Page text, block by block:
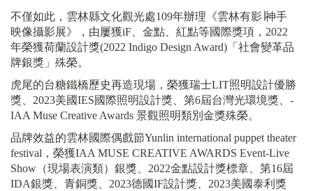
不僅如此，雲林縣文化觀光處109年辦理《雲林有影∣神手
映像攝影展》，由屢獲iF、金點、紅點等國際獎項，2022
年榮獲荷蘭設計獎(2022 Indigo Design Award)「社會變革品
牌銀獎」殊榮。
虎尾的台糖鐵橋歷史再造現場，榮獲瑞士LIT照明設計優勝
獎、2023美國IES國際照明設計獎、第6屆台灣光環境獎、-
IAA Muse Creative Awards 景觀照明類別金獎殊榮。
品牌效益的雲林國際偶戲節Yunlin international puppet theater
festival，榮獲IAA MUSE CREATIVE AWARDS Event-Live
Show（現場表演類）銀獎、2022金點設計獎標章、第16屆
IDA銀獎、青銅獎、2023德國IF設計獎、2023美國泰利獎